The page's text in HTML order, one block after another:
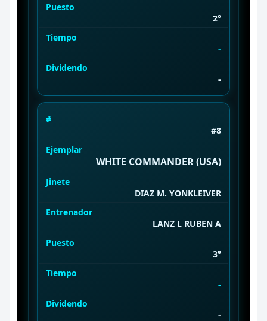
Puesto
2°
Tiempo
-
Dividendo
-
#
#8
Ejemplar
WHITE COMMANDER (USA)
Jinete
DIAZ M. YONKLEIVER
Entrenador
LANZ L RUBEN A
Puesto
3°
Tiempo
-
Dividendo
-